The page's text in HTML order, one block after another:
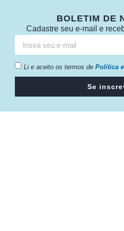
BOLETIM DE
Cadastre seu e-mail e
Li e aceito os termos de Política
Se